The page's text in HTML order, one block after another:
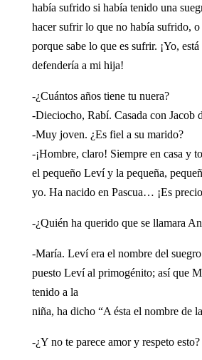
había sufrido si había tenido una
hacer sufrir lo que no había sufrido,
porque sabe lo que es sufrir. ¡Yo,
defendería a mi hija!
-¿Cuántos años tiene tu nuera?
-Dieciocho, Rabí. Casada con Jacob
-Muy joven. ¿Es fiel a su marido?
-¡Hombre, claro! Siempre en casa y
el pequeño Leví y la pequeña,
yo. Ha nacido en Pascua… ¡Es
-¿Quién ha querido que se llamara
-María. Leví era el nombre del
puesto Leví al primogénito; así que
tenido a la
niña, ha dicho “A ésta el nombre de
-¿Y no te parece amor y respeto esto?